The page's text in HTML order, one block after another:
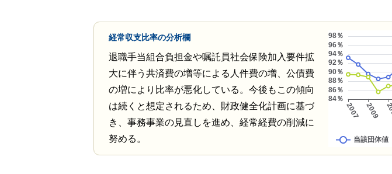
経常収支比率の分析欄
退職手当組合負担金や嘱託員社会保険加入要件拡
大に伴う共済費の増等による人件費の増、公債費
の増により比率が悪化している。今後もこの傾向
は続くと想定されるため、財政健全化計画に基づ
き、事務事業の見直しを進め、経常経費の削減に
努める。